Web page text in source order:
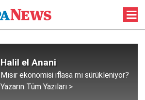
Halil el Anani
Mısır ekonomisi iflasa mı sürükleniyor?
Yazarın Tüm Yazıları >